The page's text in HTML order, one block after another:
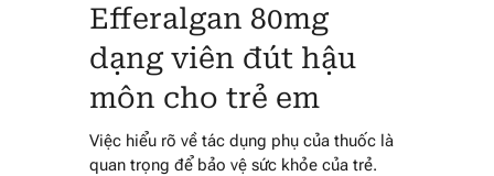
Efferalgan 80mg
dạng viên đút hậu
môn cho trẻ em
Việc hiểu rõ về tác dụng phụ của thuốc là
quan trọng để bảo vệ sức khỏe của trẻ.